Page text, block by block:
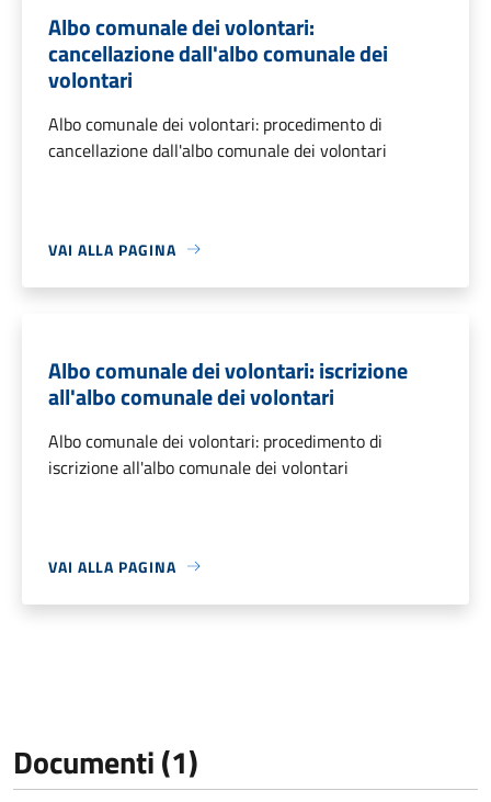
Albo comunale dei volontari:
cancellazione dall'albo comunale dei
volontari
Albo comunale dei volontari: procedimento di
cancellazione dall'albo comunale dei volontari
VAI ALLA PAGINA
Albo comunale dei volontari: iscrizione
all'albo comunale dei volontari
Albo comunale dei volontari: procedimento di
iscrizione all'albo comunale dei volontari
VAI ALLA PAGINA
Documenti (1)